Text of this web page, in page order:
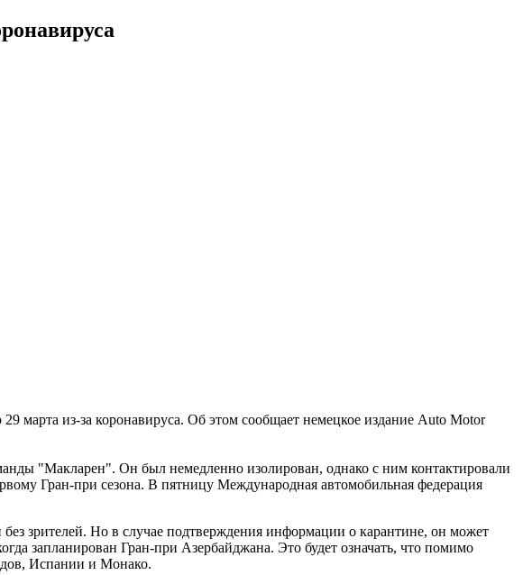
из-за коронавируса. Об этом сообщает немецкое издание Auto Motor
"Макларен". Он был немедленно изолирован, однако с ним контактировали
Гран-при сезона. В пятницу Международная автомобильная федерация
зрителей. Но в случае подтверждения информации о карантине, он может
запланирован Гран-при Азербайджана. Это будет означать, что помимо
Испании и Монако.